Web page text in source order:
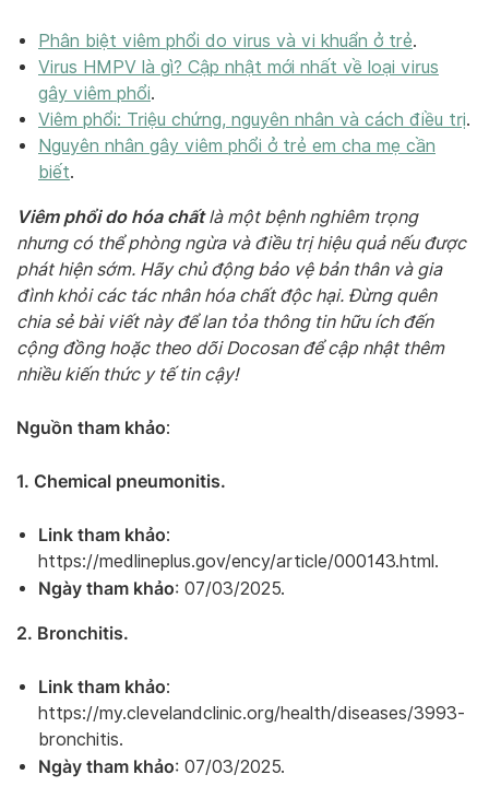
Phân biệt viêm phổi do virus và vi khuẩn ở trẻ.
Virus HMPV là gì? Cập nhật mới nhất về loại virus
gây viêm phổi.
Viêm phổi: Triệu chứng, nguyên nhân và cách điều trị.
Nguyên nhân gây viêm phổi ở trẻ em cha mẹ cần
biết.
Viêm phổi do hóa chấtlà một bệnh nghiêm trọng
nhưng có thể phòng ngừa và điều trị hiệu quả nếu được
phát hiện sớm. Hãy chủ động bảo vệ bản thân và gia
đình khỏi các tác nhân hóa chất độc hại. Đừng quên
chia sẻ bài viết này để lan tỏa thông tin hữu ích đến
cộng đồng hoặc theo dõi Docosan để cập nhật thêm
nhiều kiến thức y tế tin cậy!
Nguồn tham khảo:
1. Chemical pneumonitis.
Link tham khảo:
https://medlineplus.gov/ency/article/000143.html.
Ngày tham khảo: 07/03/2025.
2. Bronchitis.
Link tham khảo:
https://my.clevelandclinic.org/health/diseases/3993-
bronchitis.
Ngày tham khảo: 07/03/2025.